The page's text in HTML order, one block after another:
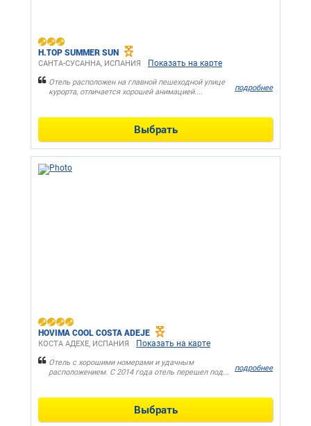
H.TOP SUMMER SUN
САНТА-СУСАННA, ИСПАНИЯ Показать на карте
Отель расположен на главной пешеходной улице
курорта, отличается хорошей анимацией....
подробнее
Выбрать
HOVIMA COOL COSTA ADEJE
КОСТА АДЕХЕ, ИСПАНИЯ Показать на карте
Отель с хорошими номерами и удачным
расположением. С 2014 года отель перешел под...
подробнее
Выбрать